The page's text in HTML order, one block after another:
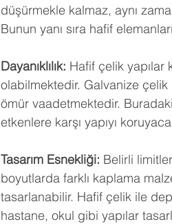
düşürmekle kalmaz, aynı
Bunun yanı sıra hafif
Dayanıklılık: Hafif çelik yapılar
olabilmektedir. Galvanize çelik
ömür vaadetmektedir.
etkenlere karşı yapıyı
Tasarım Esnekliği: Belirli
boyutlarda farklı kaplama
tasarlanabilir. Hafif çelik ile
hastane, okul gibi yapılar